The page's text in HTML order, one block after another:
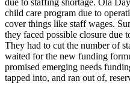
due to staffing shortage. Ola
child care program due to
cover things like staff wages.
they faced possible closure due
They had to cut the number of
waited for the new funding
promised emerging needs
tapped into, and ran out of,